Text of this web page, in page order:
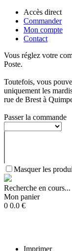
Accès direct
Commander
Mon compte
Contact
Vous réglez votre
Poste.
Toutefois, vous
uniquement les
rue de Brest à
Passer la commande
Masquer les
Recherche en cours...
Mon panier
0 0.0 €
Imprimer